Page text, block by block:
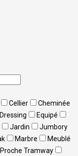
Cellier
Cheminée
Dressing
Equipé
Jardin
Jumbory
Marbre
Meublé
Proche Tramway